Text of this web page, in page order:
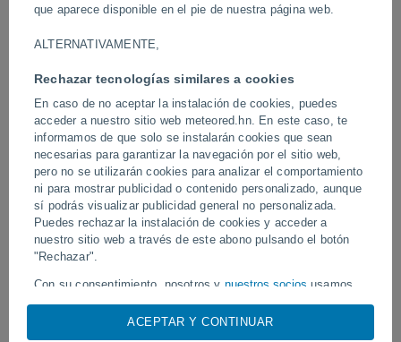
que aparece disponible en el pie de nuestra página web.
ALTERNATIVAMENTE,
Rechazar tecnologías similares a cookies
En caso de no aceptar la instalación de cookies, puedes
acceder a nuestro sitio web meteored.hn. En este caso, te
informamos de que solo se instalarán cookies que sean
necesarias para garantizar la navegación por el sitio web,
pero no se utilizarán cookies para analizar el comportamiento
ni para mostrar publicidad o contenido personalizado, aunque
sí podrás visualizar publicidad general no personalizada.
Puedes rechazar la instalación de cookies y acceder a
nuestro sitio web a través de este abono pulsando el botón
"Rechazar".
Con su consentimiento, nosotros y nuestros socios usamos
cookies, identificadores únicos o tecnologías similares para
almacenar, acceder y procesar datos personales como su
ACEPTAR Y CONTINUAR
Hoy
Tornados y lluvias torrenciales en